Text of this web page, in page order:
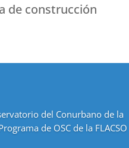
de construcción
del Conurbano de la
de OSC de la FLACSO